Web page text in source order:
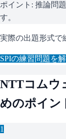
ポイント: 推論問
す。
実際の出題形式で
SPIの練習問題を解
NTTコムウ
めのポイン
1